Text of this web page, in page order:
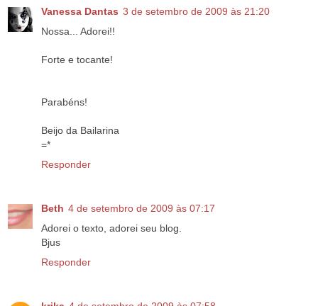
Vanessa Dantas 3 de setembro de 2009 às 21:20
Nossa... Adorei!!
Forte e tocante!
Parabéns!
Beijo da Bailarina
=*
Responder
Beth 4 de setembro de 2009 às 07:17
Adorei o texto, adorei seu blog.
Bjus
Responder